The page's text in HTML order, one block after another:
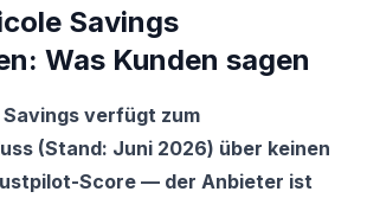
Savings
Was Kunden sagen
verfügt zum
(Stand: Juni 2026) über keinen
Score — der Anbieter ist